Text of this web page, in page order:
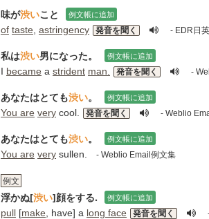
味が渋いこと 例文帳に追加
of taste astringency 発音を聞く - EDR日
私は渋い男になった。 例文帳に追加
I became a strident man. 発音を聞く -
あなたはとても渋い。 例文帳に追加
You are very cool. 発音を聞く - Weblio
あなたはとても渋い。 例文帳に追加
You are very sullen. - Weblio Email例文集
例文
浮かぬ[渋い]顔をする. 例文帳に追加
pull [make , have] a long face 発音を聞く